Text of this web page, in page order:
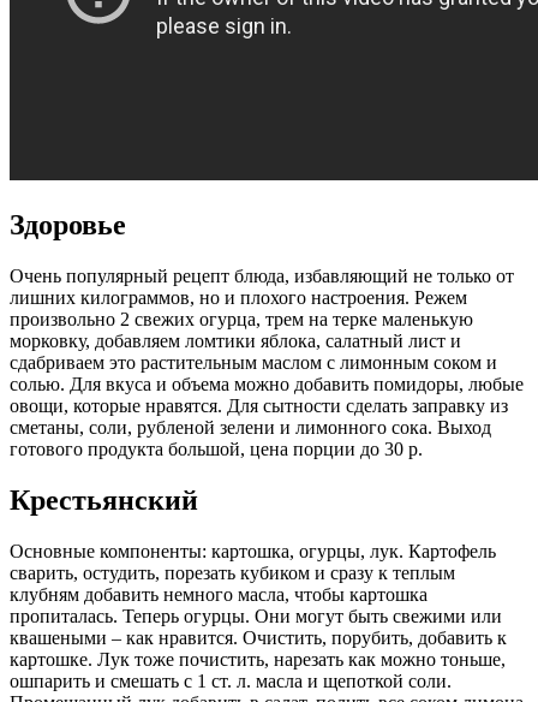
Здоровье
Очень популярный рецепт блюда, избавляющий не только от
лишних килограммов, но и плохого настроения. Режем
произвольно 2 свежих огурца, трем на терке маленькую
морковку, добавляем ломтики яблока, салатный лист и
сдабриваем это растительным маслом с лимонным соком и
солью. Для вкуса и объема можно добавить помидоры, любые
овощи, которые нравятся. Для сытности сделать заправку из
сметаны, соли, рубленой зелени и лимонного сока. Выход
готового продукта большой, цена порции до 30 р.
Крестьянский
Основные компоненты: картошка, огурцы, лук. Картофель
сварить, остудить, порезать кубиком и сразу к теплым
клубням добавить немного масла, чтобы картошка
пропиталась. Теперь огурцы. Они могут быть свежими или
квашеными – как нравится. Очистить, порубить, добавить к
картошке. Лук тоже почистить, нарезать как можно тоньше,
ошпарить и смешать с 1 ст. л. масла и щепоткой соли.